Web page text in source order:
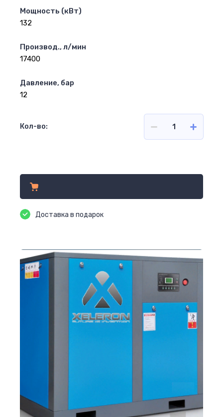
Мощность (кВт)
132
Производ., л/мин
17400
Давление, бар
12
Кол-во:
Доставка в подарок